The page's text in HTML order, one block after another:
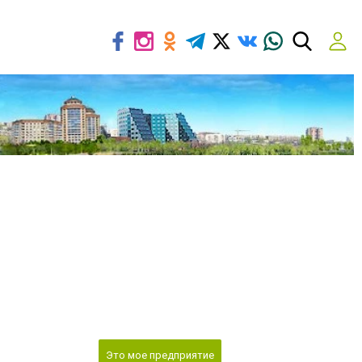
Это мое предприятие